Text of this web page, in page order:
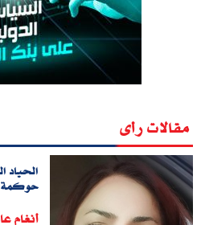
مقالات رأى
الحياد
حوكمة
أنغام